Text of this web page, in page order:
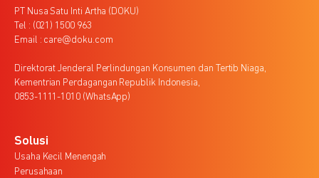
PT Nusa Satu Inti Artha (DOKU)
Tel : (021) 1500 963
Email : care@doku.com
Direktorat Jenderal Perlindungan Konsumen dan Tertib Niaga,
Kementrian Perdagangan Republik Indonesia,
0853-1111-1010 (WhatsApp)
Solusi
Usaha Kecil Menengah
Perusahaan